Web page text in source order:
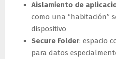
Aislamiento de
como una “habitación”
dispositivo
Secure Folder: espacio
para datos